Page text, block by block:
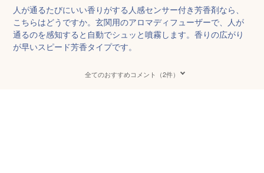
人が通るたびにいい香りがする人感センサー付き芳香剤なら、
こちらはどうですか。玄関用のアロマディフューザーで、人が
通るのを感知すると自動でシュッと噴霧します。香りの広がり
が早いスピード芳香タイプです。
全てのおすすめコメント（2件）